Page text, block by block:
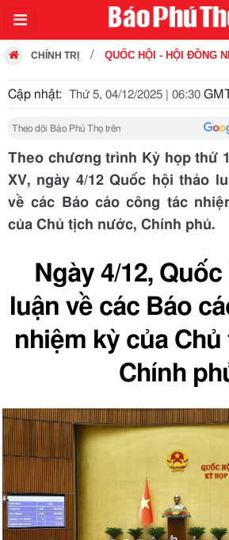
CHÍNH TRỊ QUỐC HỘI - HỘI ĐỒNG
Cập nhật: Thứ 5, 04/12/2025 | 06:30
Theo dõi Báo Phú Thọ trên
Theo chương trình Kỳ họp thứ
XV, ngày 4/12 Quốc hội thảo
về các Báo cáo công tác
của Chủ tịch nước, Chính phủ.
Ngày 4/12,
luận về các Báo
nhiệm kỳ của
Chính